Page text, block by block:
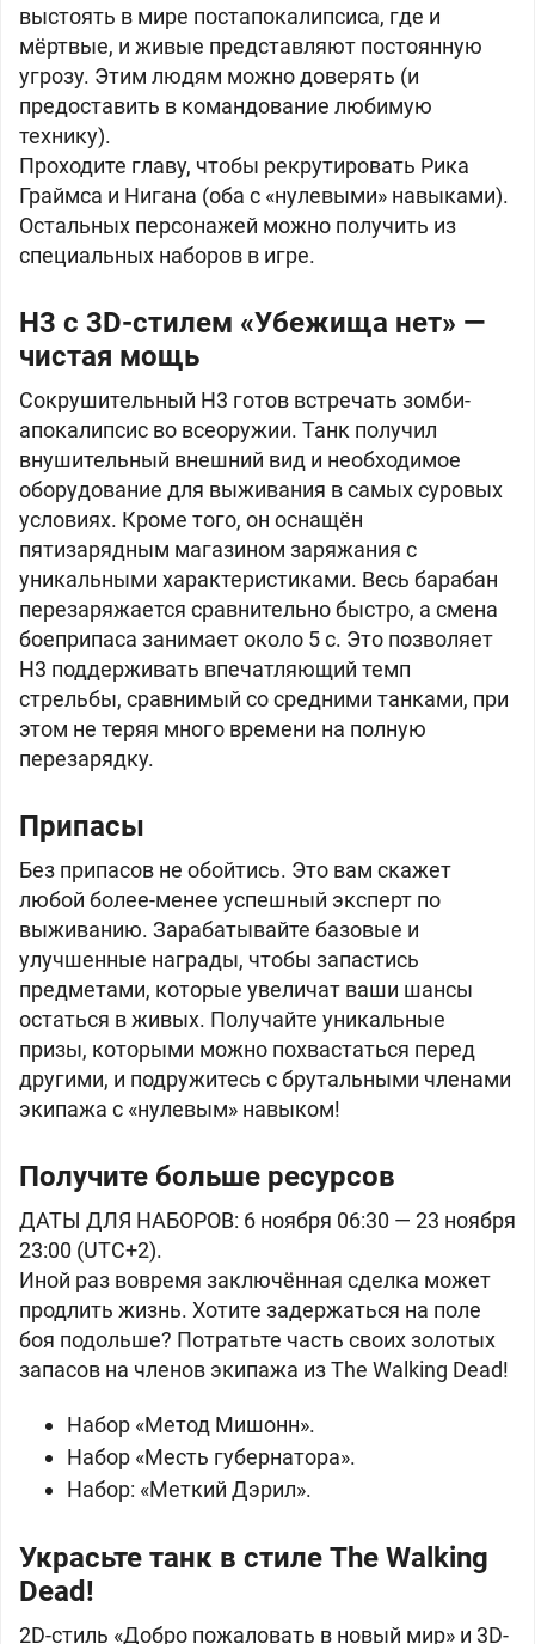
выстоять в мире постапокалипсиса, где и
мёртвые, и живые представляют постоянную
угрозу. Этим людям можно доверять (и
предоставить в командование любимую
технику).
Проходите главу, чтобы рекрутировать Рика
Граймса и Нигана (оба с «нулевыми» навыками).
Остальных персонажей можно получить из
специальных наборов в игре.
H3 с 3D-стилем «Убежища нет» —
чистая мощь
Сокрушительный H3 готов встречать зомби-
апокалипсис во всеоружии. Танк получил
внушительный внешний вид и необходимое
оборудование для выживания в самых суровых
условиях. Кроме того, он оснащён
пятизарядным магазином заряжания с
уникальными характеристиками. Весь барабан
перезаряжается сравнительно быстро, а смена
боеприпаса занимает около 5 с. Это позволяет
H3 поддерживать впечатляющий темп
стрельбы, сравнимый со средними танками, при
этом не теряя много времени на полную
перезарядку.
Припасы
Без припасов не обойтись. Это вам скажет
любой более-менее успешный эксперт по
выживанию. Зарабатывайте базовые и
улучшенные награды, чтобы запастись
предметами, которые увеличат ваши шансы
остаться в живых. Получайте уникальные
призы, которыми можно похвастаться перед
другими, и подружитесь с брутальными членами
экипажа с «нулевым» навыком!
Получите больше ресурсов
ДАТЫ ДЛЯ НАБОРОВ: 6 ноября 06:30 — 23 ноября
23:00 (UTC+2).
Иной раз вовремя заключённая сделка может
продлить жизнь. Хотите задержаться на поле
боя подольше? Потратьте часть своих золотых
запасов на членов экипажа из The Walking Dead!
Набор «Метод Мишонн».
Набор «Месть губернатора».
Набор: «Меткий Дэрил».
Украсьте танк в стиле The Walking
Dead!
2D-стиль «Добро пожаловать в новый мир» и 3D-